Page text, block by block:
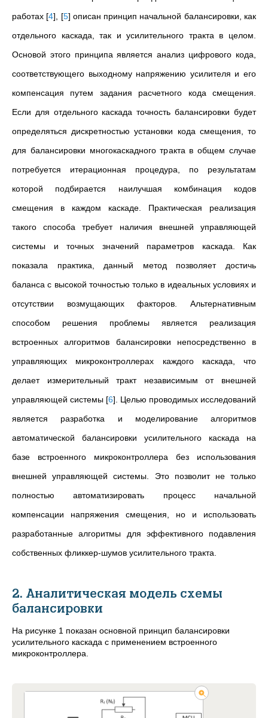
работах [4] [5] описан принцип начальной балансировки, как
отдельного каскада, так и усилительного тракта в целом.
Основой этого принципа является анализ цифрового кода,
соответствующего выходному напряжению усилителя и его
компенсация путем задания расчетного кода смещения.
Если для отдельного каскада точность балансировки будет
определяться дискретностью установки кода смещения, то
для балансировки многокаскадного тракта в общем случае
потребуется итерационная процедура, по результатам
которой подбирается наилучшая комбинация кодов
смещения в каждом каскаде. Практическая реализация
такого способа требует наличия внешней управляющей
системы и точных значений параметров каскада. Как
показала практика, данный метод позволяет достичь
баланса с высокой точностью только в идеальных условиях и
отсутствии возмущающих факторов. Альтернативным
способом решения проблемы является реализация
встроенных алгоритмов балансировки непосредственно в
управляющих микроконтроллерах каждого каскада, что
делает измерительный тракт независимым от внешней
управляющей системы [6] . Целью проводимых исследований
является разработка и моделирование алгоритмов
автоматической балансировки усилительного каскада на
базе встроенного микроконтроллера без использования
внешней управляющей системы. Это позволит не только
полностью автоматизировать процесс начальной
компенсации напряжения смещения, но и использовать
разработанные алгоритмы для эффективного подавления
собственных фликкер-шумов усилительного тракта.
2. Аналитическая модель схемы
балансировки
На рисунке 1 показан основной принцип балансировки
усилительного каскада с применением встроенного
микроконтроллера.